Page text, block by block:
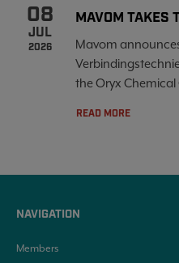
08
JUL
2026
MAVOM TAKES
Mavom
the Oryx Chemical
READ MORE
NAVIGATION
Members